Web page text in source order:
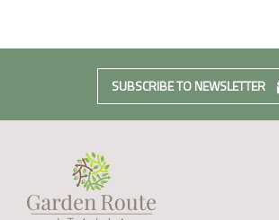
SUBSCRIBE TO NEWSLETTER